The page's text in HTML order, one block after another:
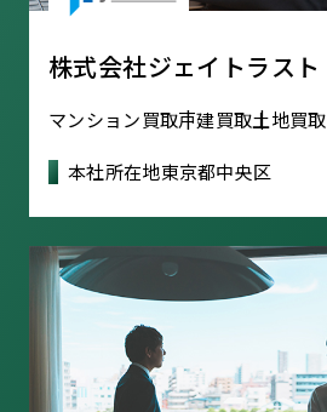
株式会社ジェイトラスト
マンション買取戸建買取土地買取
本社所在地東京都中央区